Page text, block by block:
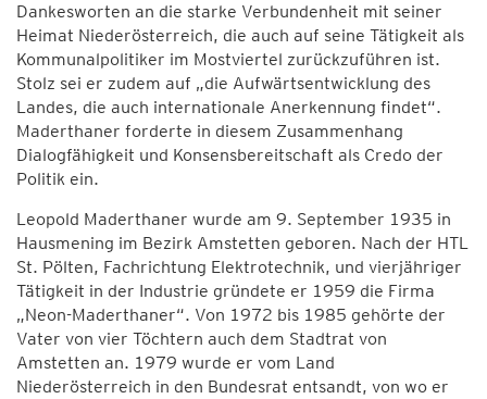
Dankesworten an die starke Verbundenheit mit seiner
Heimat Niederösterreich, die auch auf seine Tätigkeit als
Kommunalpolitiker im Mostviertel zurückzuführen ist.
Stolz sei er zudem auf „die Aufwärtsentwicklung des
Landes, die auch internationale Anerkennung findet“.
Maderthaner forderte in diesem Zusammenhang
Dialogfähigkeit und Konsensbereitschaft als Credo der
Politik ein.
Leopold Maderthaner wurde am 9. September 1935 in
Hausmening im Bezirk Amstetten geboren. Nach der HTL
St. Pölten, Fachrichtung Elektrotechnik, und vierjähriger
Tätigkeit in der Industrie gründete er 1959 die Firma
„Neon-Maderthaner“. Von 1972 bis 1985 gehörte der
Vater von vier Töchtern auch dem Stadtrat von
Amstetten an. 1979 wurde er vom Land
Niederösterreich in den Bundesrat entsandt, von wo er